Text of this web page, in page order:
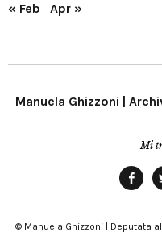
« Feb Apr »
Manuela Ghizzoni |
Mi
© Manuela Ghizzoni | Deputata